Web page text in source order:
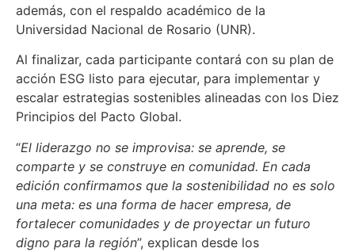
además, con el respaldo académico de la
Universidad Nacional de Rosario (UNR).
Al finalizar, cada participante contará con su plan de
acción ESG listo para ejecutar, para implementar y
escalar estrategias sostenibles alineadas con los Diez
Principios del Pacto Global.
“El liderazgo no se improvisa: se aprende, se
comparte y se construye en comunidad. En cada
edición confirmamos que la sostenibilidad no es solo
una meta: es una forma de hacer empresa, de
fortalecer comunidades y de proyectar un futuro
digno para la región”, explican desde los